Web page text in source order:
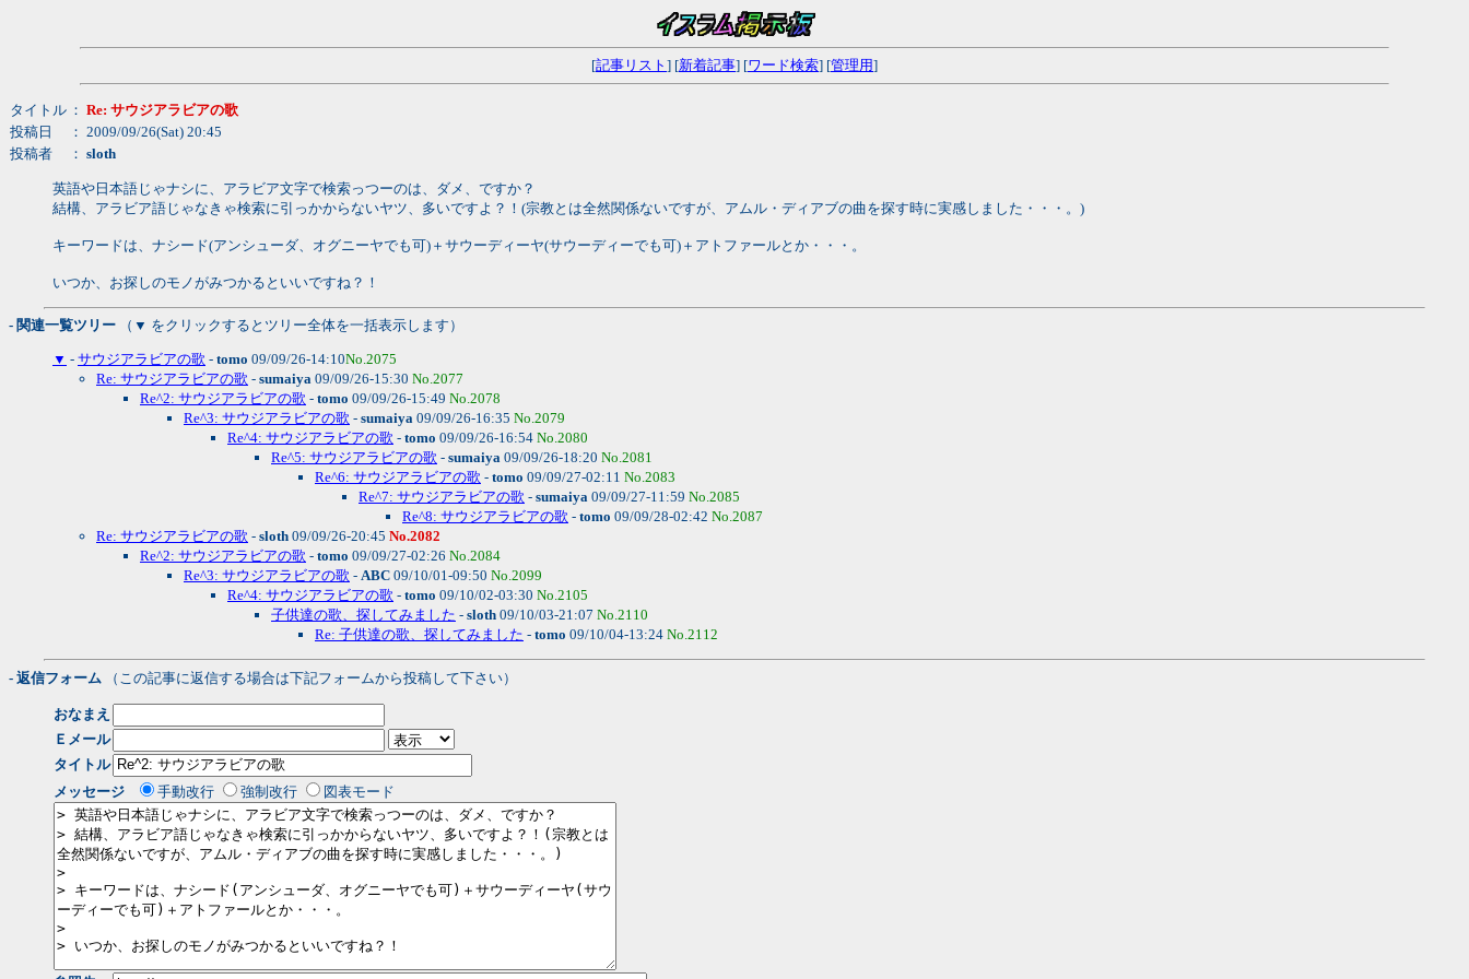
[記事リスト ] [新着記事] [ワード検索] [管理用]
タイトル ： Re: サウジアラビアの歌
投稿日
： 2009/09/26(Sat) 20:45
投稿者
： sloth
英語や日本語じゃナシに、アラビア文字で検索っつーのは、ダメ、ですか？
結構、アラビア語じゃなきゃ検索に引っかからないヤツ、多いですよ？！(宗教とは全然関係ないですが、アムル・ディアブの曲を探す時に実感しました・・・。)
キーワードは、ナシード(アンシューダ、オグニーヤでも可)＋サウーディーヤ(サウーディーでも可)＋アトファールとか・・・。
いつか、お探しのモノがみつかるといいですね？！
- 関連一覧ツリー （▼ をクリックするとツリー全体を一括表示します）
▼ - サウジアラビアの歌 - tomo 09/09/26-14:10No.2075
Re: サウジアラビアの歌 - sumaiya 09/09/26-15:30 No.2077
Re^2: サウジアラビアの歌 - tomo 09/09/26-15:49 No.2078
Re^3: サウジアラビアの歌 - sumaiya 09/09/26-16:35 No.2079
Re^4: サウジアラビアの歌 - tomo 09/09/26-16:54 No.2080
Re^5: サウジアラビアの歌 - sumaiya 09/09/26-18:20 No.2081
Re^6: サウジアラビアの歌 - tomo 09/09/27-02:11 No.2083
Re^7: サウジアラビアの歌 - sumaiya 09/09/27-11:59 No.2085
Re^8: サウジアラビアの歌 - tomo 09/09/28-02:42 No.2087
Re: サウジアラビアの歌 - sloth 09/09/26-20:45 No.2082
Re^2: サウジアラビアの歌 - tomo 09/09/27-02:26 No.2084
Re^3: サウジアラビアの歌 - ABC 09/10/01-09:50 No.2099
Re^4: サウジアラビアの歌 - tomo 09/10/02-03:30 No.2105
子供達の歌、探してみました - sloth 09/10/03-21:07 No.2110
Re: 子供達の歌、探してみました - tomo 09/10/04-13:24 No.2112
- 返信フォーム （この記事に返信する場合は下記フォームから投稿して下さい）
おなまえ
Ｅメール
タイトル
メッセージ
手動改行 強制改行 図表モード